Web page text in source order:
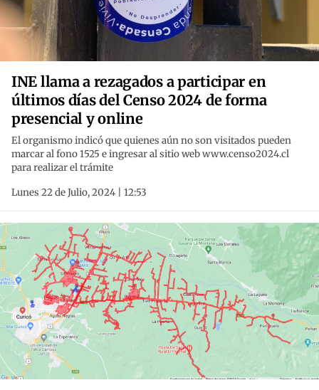
INE llama a rezagados a participar en
últimos días del Censo 2024 de forma
presencial y online
El organismo indicó que quienes aún no son visitados pueden
marcar al fono 1525 e ingresar al sitio web www.censo2024.cl
para realizar el trámite
Lunes 22 de Julio, 2024 | 12:53